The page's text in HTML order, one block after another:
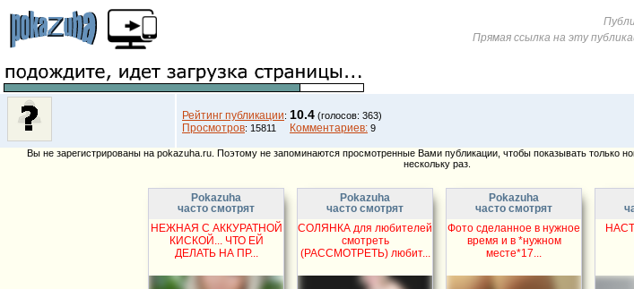
Прямая ссылка на эту
Рейтинг публикации: 10.4 (голосов: 363)
Просмотров: 15811 Комментариев: 9
Вы не зарегистрированы на pokazuha.ru. Поэтому не запоминаются просмотренные Вами публикации, чтобы показывать только
нескольку раз.
Pokazuha
часто смотрят
НЕЖНАЯ С АККУРАТНОЙ
КИСКОЙ... ЧТО ЕЙ
ДЕЛАТЬ НА ПР...
Pokazuha
часто смотрят
СОЛЯНКА для любителей
смотреть
(РАССМОТРЕТЬ) любит...
Pokazuha
часто смотрят
Фото сделанное в нужное
время и в *нужном
месте*17...